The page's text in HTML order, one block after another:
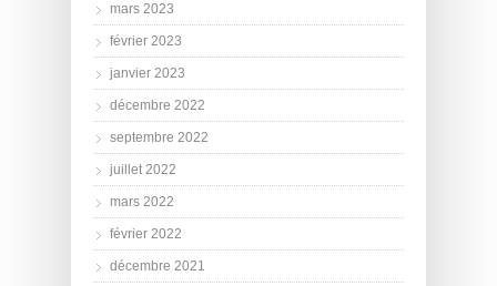
mars 2023
février 2023
janvier 2023
décembre 2022
septembre 2022
juillet 2022
mars 2022
février 2022
décembre 2021